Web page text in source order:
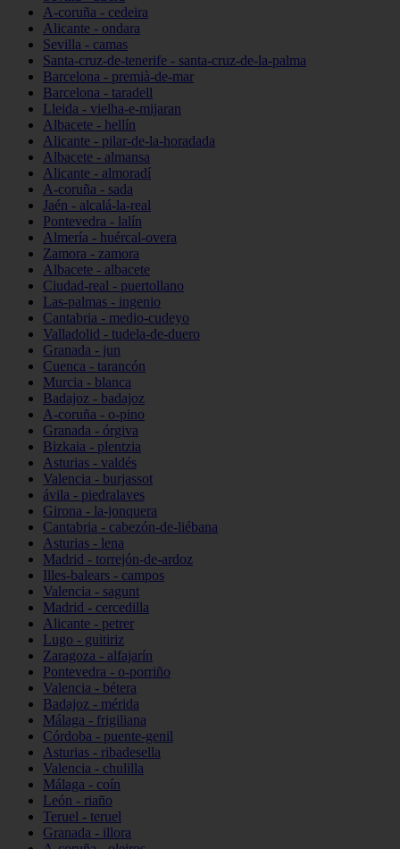
A-coruña - cedeira
Alicante - ondara
Sevilla - camas
Santa-cruz-de-tenerife - santa-cruz-de-la-palma
Barcelona - premià-de-mar
Barcelona - taradell
Lleida - vielha-e-mijaran
Albacete - hellín
Alicante - pilar-de-la-horadada
Albacete - almansa
Alicante - almoradí
A-coruña - sada
Jaén - alcalá-la-real
Pontevedra - lalín
Almería - huércal-overa
Zamora - zamora
Albacete - albacete
Ciudad-real - puertollano
Las-palmas - ingenio
Cantabria - medio-cudeyo
Valladolid - tudela-de-duero
Granada - jun
Cuenca - tarancón
Murcia - blanca
Badajoz - badajoz
A-coruña - o-pino
Granada - órgiva
Bizkaia - plentzia
Asturias - valdés
Valencia - burjassot
ávila - piedralaves
Girona - la-jonquera
Cantabria - cabezón-de-liébana
Asturias - lena
Madrid - torrejón-de-ardoz
Illes-balears - campos
Valencia - sagunt
Madrid - cercedilla
Alicante - petrer
Lugo - guitiriz
Zaragoza - alfajarín
Pontevedra - o-porriño
Valencia - bétera
Badajoz - mérida
Málaga - frigiliana
Córdoba - puente-genil
Asturias - ribadesella
Valencia - chulilla
Málaga - coín
León - riaño
Teruel - teruel
Granada - illora